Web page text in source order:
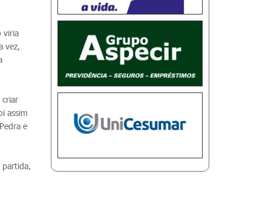
viria
vez,
criar
assim
e
partida,